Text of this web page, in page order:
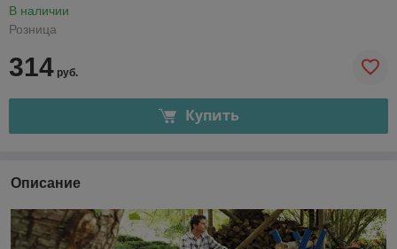
В наличии
Розница
314 руб.
Купить
Описание